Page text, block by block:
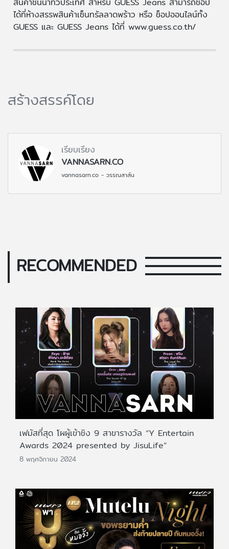
ได้ที่ห้างสรรพสินค้าเซ็นทรัลลาดพร้าว หรือ ช็อปออนไลน์ทั้ง
GUESS และ GUESS Jeans ได้ที่ www.guess.co.th/
สร้างสรรค์โดย
เรียบเรียง
VANNASARN.CO
vannasarn.co - วรรณสาส์น
RECOMMENDED
เฟมัสที่สุด โผผู้เข้าชิง 9 สาขารางวัล “Y Entertain
Awards 2024 presented by JisuLife”
8 พฤศจิกายน 2024